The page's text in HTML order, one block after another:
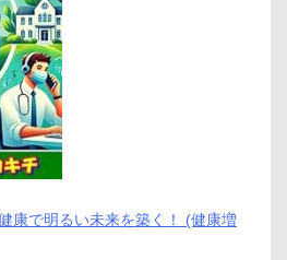
康で明るい未来を築く！ (健康増